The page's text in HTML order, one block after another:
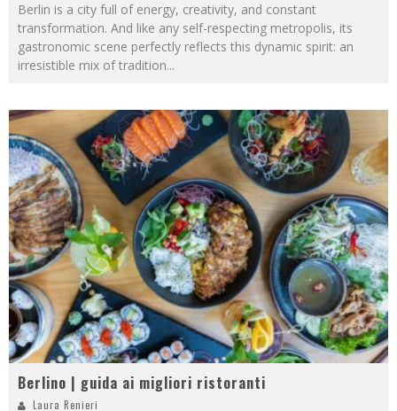
Berlin is a city full of energy, creativity, and constant
transformation. And like any self-respecting metropolis, its
gastronomic scene perfectly reflects this dynamic spirit: an
irresistible mix of tradition...
Berlino | guida ai migliori ristoranti
Laura Renieri